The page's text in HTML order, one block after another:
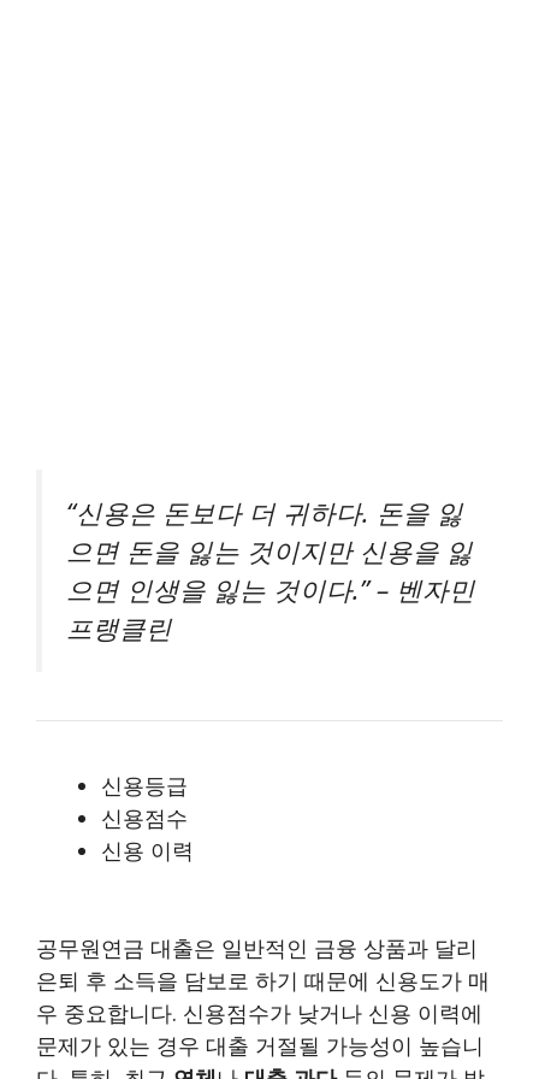
“신용은 돈보다 더 귀하다. 돈을 잃
으면 돈을 잃는 것이지만 신용을 잃
으면 인생을 잃는 것이다.” – 벤자민
프랭클린
신용등급
신용점수
신용 이력
공무원연금 대출은 일반적인 금융 상품과 달리
은퇴 후 소득을 담보로 하기 때문에 신용도가 매
우 중요합니다. 신용점수가 낮거나 신용 이력에
문제가 있는 경우 대출 거절될 가능성이 높습니